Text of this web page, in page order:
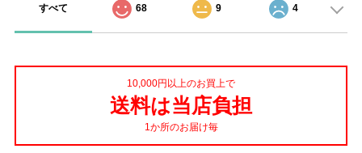
すべて 68 9 4
10,000円以上のお買上で
送料は当店負担
1か所のお届け毎